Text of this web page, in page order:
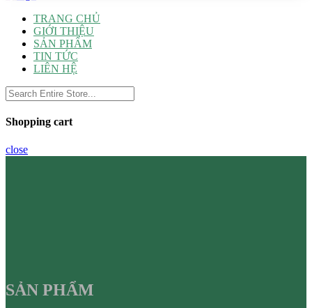
TRANG CHỦ
GIỚI THIỆU
SẢN PHẨM
TIN TỨC
LIÊN HỆ
Shopping cart
close
SẢN PHẨM